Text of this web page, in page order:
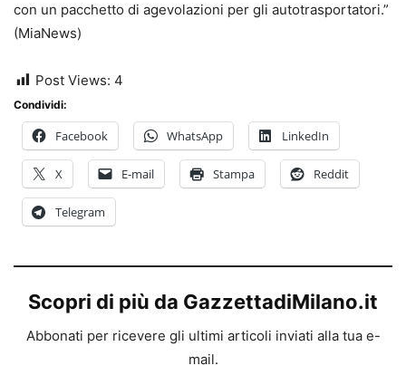
con un pacchetto di agevolazioni per gli autotrasportatori.”
(MiaNews)
Post Views: 4
Condividi:
Facebook WhatsApp LinkedIn
X E-mail Stampa Reddit
Telegram
Scopri di più da GazzettadiMilano.it
Abbonati per ricevere gli ultimi articoli inviati alla tua e-
mail.